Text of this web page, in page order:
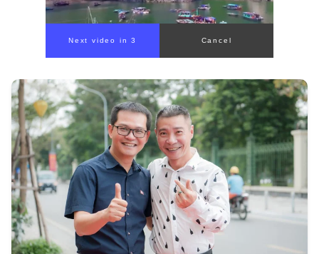
Next video in 1 Cancel